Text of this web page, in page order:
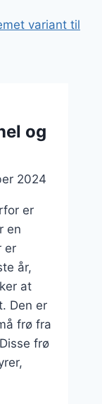
variant til
og
2024
er
en
er
år,
at
Den er
frø fra
frø